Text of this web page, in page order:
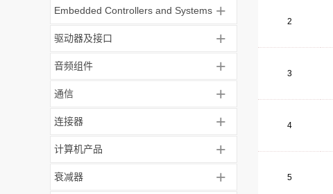
Embedded Controllers and Systems +
驱动器及接口 +
音频组件 +
通信 +
连接器 +
计算机产品 +
衰减器 +
2
3
4
5